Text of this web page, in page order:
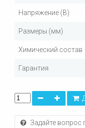
Напряжение (В)
Размеры (мм)
Химический состав
Гарантия
Задайте вопрос